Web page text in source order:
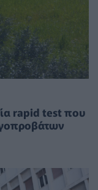
rapid test που